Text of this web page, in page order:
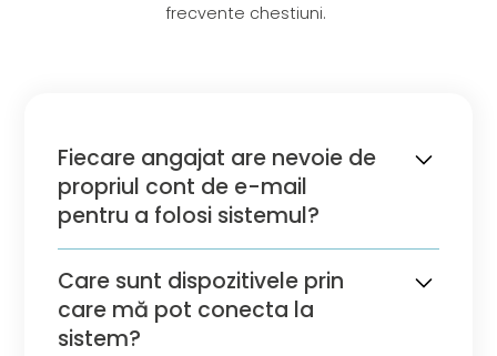
frecvente chestiuni.
Fiecare angajat are nevoie de
propriul cont de e-mail
pentru a folosi sistemul?
un ID de utilizator unic este tot ceea ce este
necesar pentru a accesa sistemul.
Care sunt dispozitivele prin
care mă pot conecta la
sistem?